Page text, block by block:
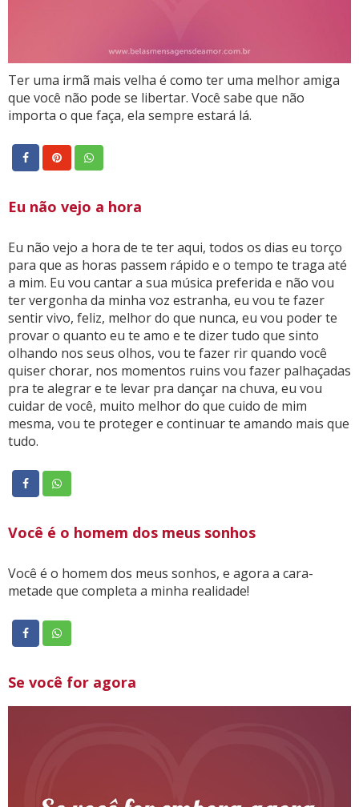
Ter uma irmã mais velha é como ter uma melhor amiga
que você não pode se libertar. Você sabe que não
importa o que faça, ela sempre estará lá.
Eu não vejo a hora
Eu não vejo a hora de te ter aqui, todos os dias eu torço
para que as horas passem rápido e o tempo te traga até
a mim. Eu vou cantar a sua música preferida e não vou
ter vergonha da minha voz estranha, eu vou te fazer
sentir vivo, feliz, melhor do que nunca, eu vou poder te
provar o quanto eu te amo e te dizer tudo que sinto
olhando nos seus olhos, vou te fazer rir quando você
quiser chorar, nos momentos ruins vou fazer palhaçadas
pra te alegrar e te levar pra dançar na chuva, eu vou
cuidar de você, muito melhor do que cuido de mim
mesma, vou te proteger e continuar te amando mais que
tudo.
Você é o homem dos meus sonhos
Você é o homem dos meus sonhos, e agora a cara-
metade que completa a minha realidade!
Se você for agora